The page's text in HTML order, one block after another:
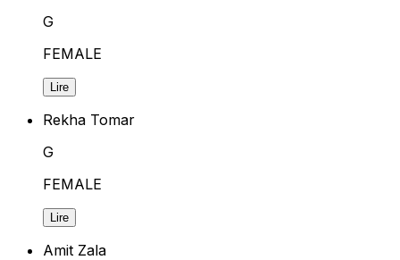
G
FEMALE
Lire
Rekha Tomar
G
FEMALE
Lire
Amit Zala